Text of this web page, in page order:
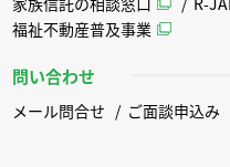
福祉不動産普及事業
問い合わせ
メール問合せ ご面談申込み